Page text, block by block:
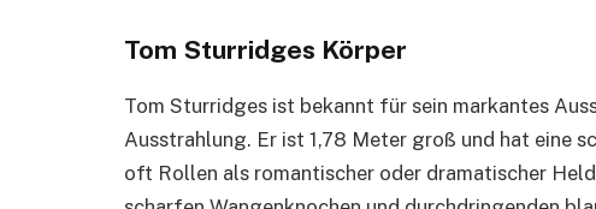
Tom Sturridges Körper
Tom Sturridges ist bekannt für sein markantes
Ausstrahlung. Er ist 1,78 Meter groß und hat eine
oft Rollen als romantischer oder dramatischer